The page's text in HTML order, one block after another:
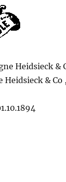
Heidsieck &
Heidsieck & Co